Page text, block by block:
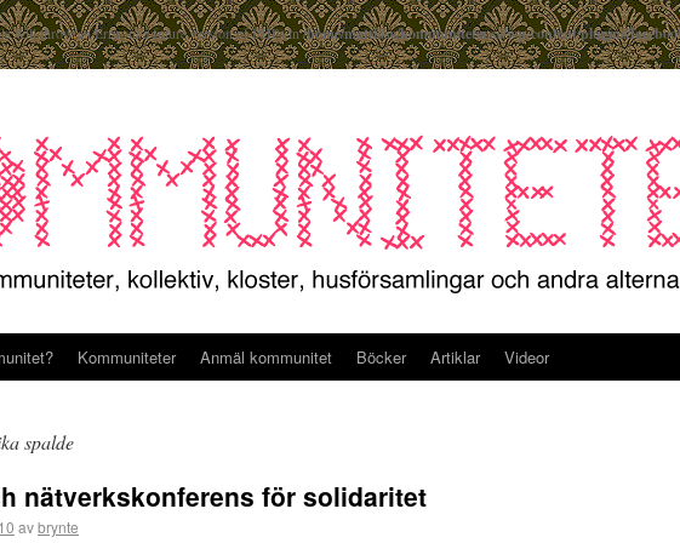
will throw an Error in a future version of PHP) in/home/mattlose/kommuniteter.se/wp-content/plugins/
Kommuniteter Anmäl kommunitet Böcker Artiklar Videor
spalde
nätverkskonferens för solidaritet
avbrynte